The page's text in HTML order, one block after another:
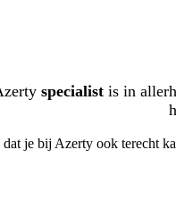
specialist is in
je bij Azerty ook terecht